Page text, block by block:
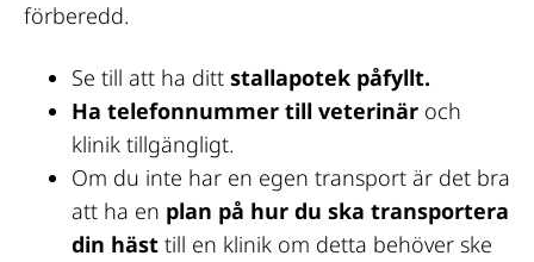
förberedd.
Se till att ha ditt stallapotek påfyllt.
Ha telefonnummer till veterinär och
klinik tillgängligt.
Om du inte har en egen transport är det bra
att ha en plan på hur du ska transportera
din häst till en klinik om detta behöver ske